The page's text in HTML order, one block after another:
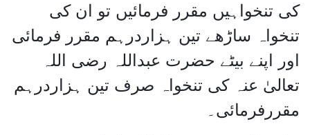
کی تنخواہیں مقرر فرمائیں تو ان کی
تنخواہ ساڑھے تین ہزاردرہم مقرر فرمائی
اور اپنے بیٹے حضرت عبداللہ رضی اللہ
تعالیٰ عنہ کی تنخواہ صرف تین ہزاردرہم
مقررفرمائی۔